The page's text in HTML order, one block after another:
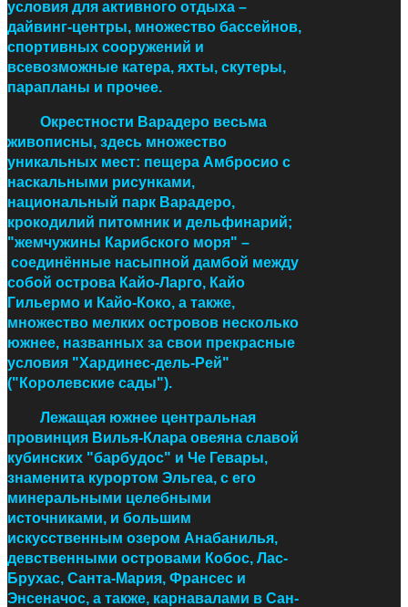
условия для активного отдыха –
дайвинг-центры, множество бассейнов,
спортивных сооружений и
всевозможные катера, яхты, скутеры,
парапланы и прочее.
Окрестности Варадеро весьма
живописны, здесь множество
уникальных мест: пещера Амбросио с
наскальными рисунками,
национальный парк Варадеро,
крокодилий питомник и дельфинарий;
"жемчужины Карибского моря" –
соединённые насыпной дамбой между
собой острова Кайо-Ларго, Кайо
Гильермо и Кайо-Коко, а также,
множество мелких островов несколько
южнее, названных за свои прекрасные
условия "Хардинес-дель-Рей"
("Королевские сады").
Лежащая южнее центральная
провинция Вилья-Клара овеяна славой
кубинских "барбудос" и Че Гевары,
знаменита курортом Эльгеа, с его
минеральными целебными
источниками, и большим
искусственным озером Анабанилья,
девственными островами Кобос, Лас-
Брухас, Санта-Мария, Франсес и
Энсеначос, а также, карнавалами в Сан-